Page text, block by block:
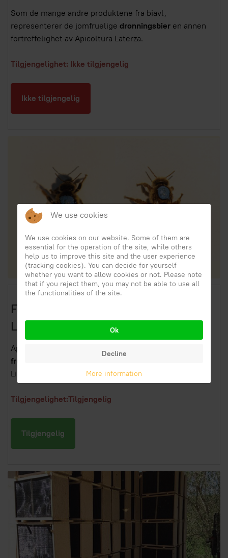
Som de mange andre produktene fra biavl,
representerer de jomfruelige dronningsbier en annen
fortreffelighet av Apicoltura Laterza.
Tilgjengelighet: Ikke tilgjengelig
Ikke tilgjengelig
Fecond Queen Bees Buckfast og
Ligustiche
Apicoltura Laterza tar for seg produksjon og salg av
fruktbare dronningsbier
Ligustica.
Tilgjengelighet:Tilgjengelig
Tilgjengelig
We use cookies
We use cookies on our website. Some of them are
essential for the operation of the site, while others
help us to improve this site and the user experience
(tracking cookies). You can decide for yourself
whether you want to allow cookies or not. Please note
that if you reject them, you may not be able to use all
the functionalities of the site.
Ok
Decline
More information